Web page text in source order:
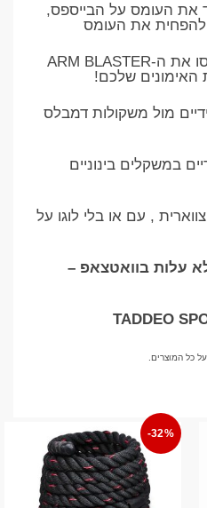
את העומס על הבייספס,
את העומס
על שרירי הכתפיים והגב. נסו את ה-ARM BLASTER
מול משקולות דמבלס
במשקלים בינוניים
, עם או בלי לוגו על
עלות בוואטצאפ –
כל המוצרים.
-32%